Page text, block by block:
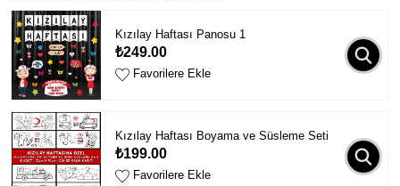
Kızılay Haftası Panosu 1
₺249.00
Favorilere Ekle
Kızılay Haftası Boyama ve Süsleme Seti
₺199.00
Favorilere Ekle